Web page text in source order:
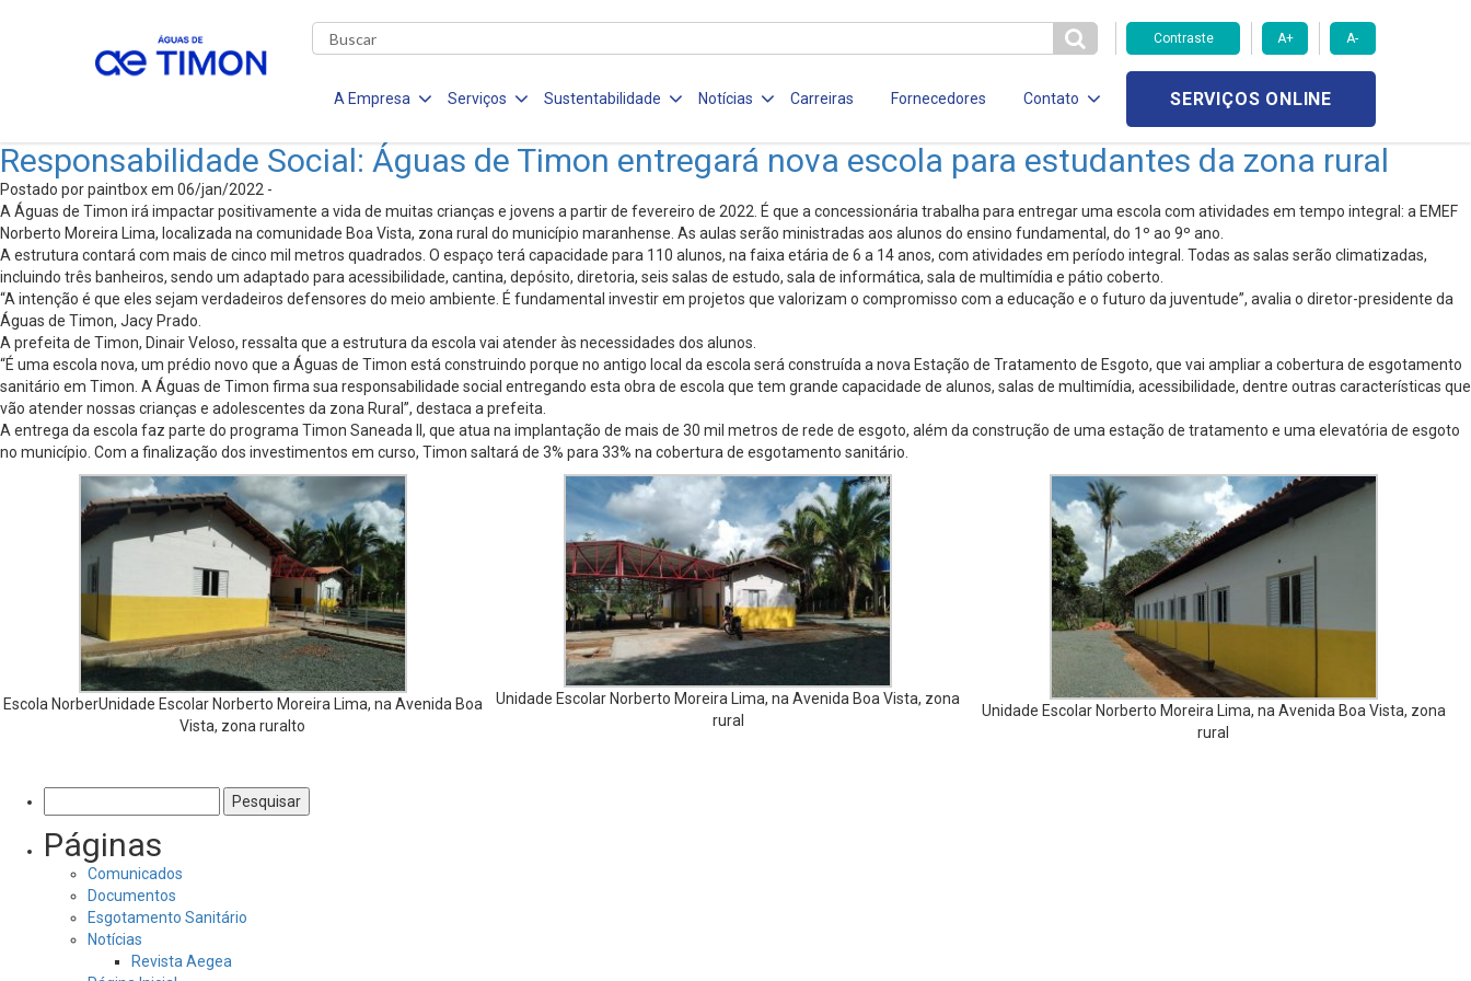
Contraste A+ A-
A Empresa Serviços Sustentabilidade Notícias Carreiras Fornecedores Contato SERVIÇOS ONLINE
Responsabilidade Social: Águas de Timon entregará nova escola para estudantes da zona rural
Postado por paintbox em 06/jan/2022 -
A Águas de Timon irá impactar positivamente a vida de muitas crianças e jovens a partir de fevereiro de 2022. É que a concessionária trabalha para entregar uma escola com atividades em tempo integral: a EMEF
Norberto Moreira Lima, localizada na comunidade Boa Vista, zona rural do município maranhense. As aulas serão ministradas aos alunos do ensino fundamental, do 1º ao 9º ano.
A estrutura contará com mais de cinco mil metros quadrados. O espaço terá capacidade para 110 alunos, na faixa etária de 6 a 14 anos, com atividades em período integral. Todas as salas serão climatizadas,
incluindo três banheiros, sendo um adaptado para acessibilidade, cantina, depósito, diretoria, seis salas de estudo, sala de informática, sala de multimídia e pátio coberto.
“A intenção é que eles sejam verdadeiros defensores do meio ambiente. É fundamental investir em projetos que valorizam o compromisso com a educação e o futuro da juventude”, avalia o diretor-presidente da
Águas de Timon, Jacy Prado.
A prefeita de Timon, Dinair Veloso, ressalta que a estrutura da escola vai atender às necessidades dos alunos.
“É uma escola nova, um prédio novo que a Águas de Timon está construindo porque no antigo local da escola será construída a nova Estação de Tratamento de Esgoto, que vai ampliar a cobertura de esgotamento
sanitário em Timon. A Águas de Timon firma sua responsabilidade social entregando esta obra de escola que tem grande capacidade de alunos, salas de multimídia, acessibilidade, dentre outras características que
vão atender nossas crianças e adolescentes da zona Rural”, destaca a prefeita.
A entrega da escola faz parte do programa Timon Saneada II, que atua na implantação de mais de 30 mil metros de rede de esgoto, além da construção de uma estação de tratamento e uma elevatória de esgoto
no município. Com a finalização dos investimentos em curso, Timon saltará de 3% para 33% na cobertura de esgotamento sanitário.
Escola NorberUnidade Escolar Norberto Moreira Lima, na Avenida Boa
Vista, zona ruralto
Unidade Escolar Norberto Moreira Lima, na Avenida Boa Vista, zona
rural
Unidade Escolar Norberto Moreira Lima, na Avenida Boa Vista, zona
rural
por:
Páginas
Comunicados
Documentos
Esgotamento Sanitário
Notícias
Revista Aegea